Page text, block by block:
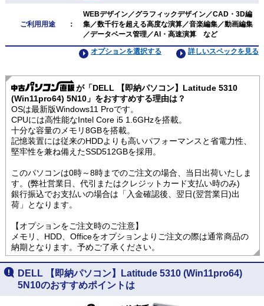
ご利用用途 ：
WEBデザイン／グラフィックデザイン／CAD・3D編
集／数千行を超える高度な演算／音楽編集／動画編集
／データベース管理／AI・高速演算 など
詳しいスペックを見る
オプションを選択する
が「DELL 【即納パソコン】Latitude 5310
(Win11pro64) 5N10」をおすすめする理由は？
OSは最新版Windows11 Proです。
CPUには高性能なIntel Core i5 1.6GHzを搭載。
十分な容量のメモリ8GBを搭載。
記憶装置には従来のHDDよりも高いパフォーマンスと省電力性、
堅牢性を兼ね備えたSSD512GBを採用。
このパソコンは0時～8時までのご注文の場合、当日出荷いたしま
す。(弊社営業日、代引またはクレジットカード支払い時のみ)
銀行振込でお支払いの場合は「入金確認後、翌日(翌営業日)出
荷」となります。
【オプションをご注文時のご注意】
メモリ、HDD、Officeをオプションよりご注文の際は通常商品の
納期となります。予めご了承ください。
DELL 【即納パソコン】Latitude 5310 (Win11pro64)
5N10のおすすめポイントは